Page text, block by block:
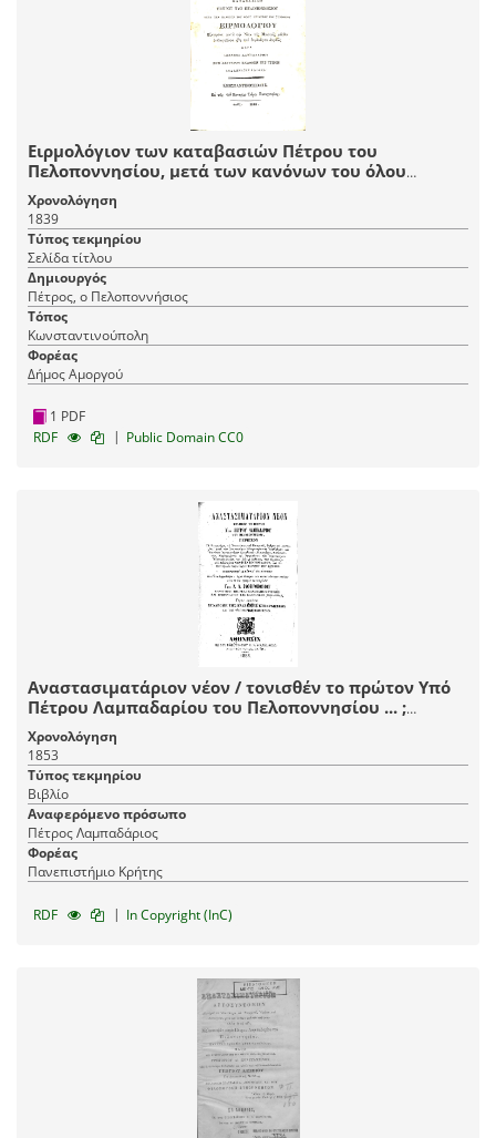
Ειρμολόγιον των καταβασιών Πέτρου του
Πελοποννησίου, μετά των κανόνων του όλου
ενιαυτού και συντόμου Ειρμολογίου
Χρονολόγηση
1839
Τύπος τεκμηρίου
Σελίδα τίτλου
Δημιουργός
Πέτρος, ο Πελοποννήσιος
Τόπος
Κωνσταντινούπολη
Φορέας
Δήμος Αμοργού
1 PDF
RDF
| Public Domain CC0
Αναστασιματάριον νέον / τονισθέν το πρώτον Υπό
Πέτρου Λαμπαδαρίου του Πελοποννησίου ... ;
Επεξεργασθέν δε ήδη και επιδιορθωθέν κατ'
αναλυτικώτερον, εμμελέστερον και κανονικώτερον
τρόπον κατά τε την γραφήν και το μέλος Υπό Ζ. Α.
Ζαφειροπούλου ...
Χρονολόγηση
1853
Τύπος τεκμηρίου
Βιβλίο
Αναφερόμενο πρόσωπο
Πέτρος Λαμπαδάριος
Φορέας
Πανεπιστήμιο Κρήτης
RDF | In Copyright (InC)